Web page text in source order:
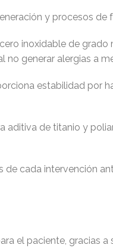
y procesos de
inoxidable de
no generar alergias a
estabilidad por
de titanio y
cada intervención
el paciente, gracias a